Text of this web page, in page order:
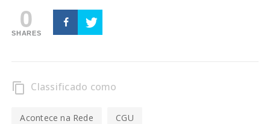
0
SHARES
content_copy Classificado como
Acontece na Rede CGU